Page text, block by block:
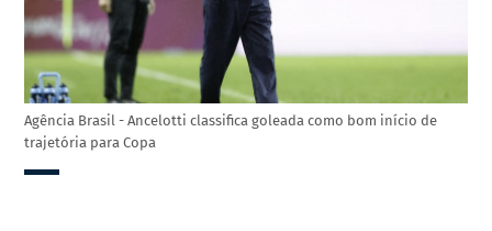
Agência Brasil - Ancelotti classifica goleada como bom início de
trajetória para Copa